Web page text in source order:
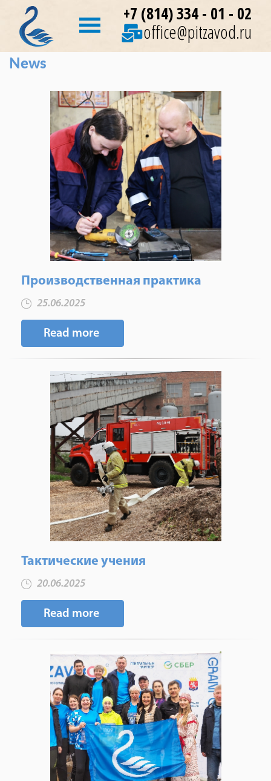
+7 (814) 334 - 01 - 02
office@pitzavod.ru
News
Производственная практика
25.06.2025
Read more
Тактические учения
20.06.2025
Read more